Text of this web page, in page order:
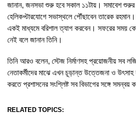
জানান, জনসভা শুরু হবে সকাল ১১টায়। সমাবেশ শুরুর
হেলিকপ্টারযোগে সভাস্থলে পৌঁছাবেন তারেক
একই মাধ্যমে বরিশাল ত্যাগ করবেন। সফরের সময়
নেই বলে জানান তিনি।
তিনি আরও বলেন, স্টেজ নির্মাণসহ প্রয়োজনীয় সব
নেতাকর্মীদের মাঝে এখন চূড়ান্ত উত্তেজনা ও উৎসাহ
করতে প্রশাসনের সংশ্লিষ্ট সব বিভাগের সঙ্গে সমন্বয়
RELATED TOPICS: